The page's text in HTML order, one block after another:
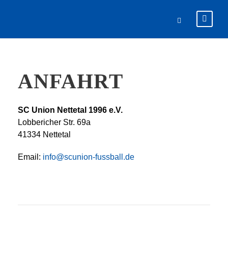
ANFAHRT
SC Union Nettetal 1996 e.V.
Lobbericher Str. 69a
41334 Nettetal
Email: info@scunion-fussball.de